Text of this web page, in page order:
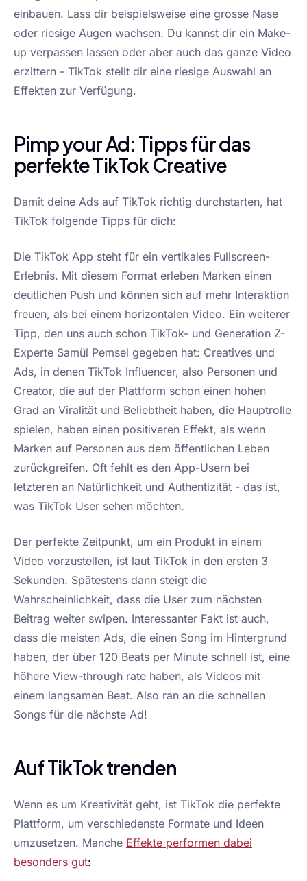
einbauen. Lass dir beispielsweise eine grosse Nase
oder riesige Augen wachsen. Du kannst dir ein Make-
up verpassen lassen oder aber auch das ganze Video
erzittern - TikTok stellt dir eine riesige Auswahl an
Effekten zur Verfügung.
Pimp your Ad: Tipps für das
perfekte TikTok Creative
Damit deine Ads auf TikTok richtig durchstarten, hat
TikTok folgende Tipps für dich:
Die TikTok App steht für ein vertikales Fullscreen-
Erlebnis. Mit diesem Format erleben Marken einen
deutlichen Push und können sich auf mehr Interaktion
freuen, als bei einem horizontalen Video. Ein weiterer
Tipp, den uns auch schon TikTok- und Generation Z-
Experte Samül Pemsel gegeben hat: Creatives und
Ads, in denen TikTok Influencer, also Personen und
Creator, die auf der Plattform schon einen hohen
Grad an Viralität und Beliebtheit haben, die Hauptrolle
spielen, haben einen positiveren Effekt, als wenn
Marken auf Personen aus dem öffentlichen Leben
zurückgreifen. Oft fehlt es den App-Usern bei
letzteren an Natürlichkeit und Authentizität - das ist,
was TikTok User sehen möchten.
Der perfekte Zeitpunkt, um ein Produkt in einem
Video vorzustellen, ist laut TikTok in den ersten 3
Sekunden. Spätestens dann steigt die
Wahrscheinlichkeit, dass die User zum nächsten
Beitrag weiter swipen. Interessanter Fakt ist auch,
dass die meisten Ads, die einen Song im Hintergrund
haben, der über 120 Beats per Minute schnell ist, eine
höhere View-through rate haben, als Videos mit
einem langsamen Beat. Also ran an die schnellen
Songs für die nächste Ad!
Auf TikTok trenden
Wenn es um Kreativität geht, ist TikTok die perfekte
Plattform, um verschiedenste Formate und Ideen
umzusetzen. Manche Effekte performen dabei
besonders gut: